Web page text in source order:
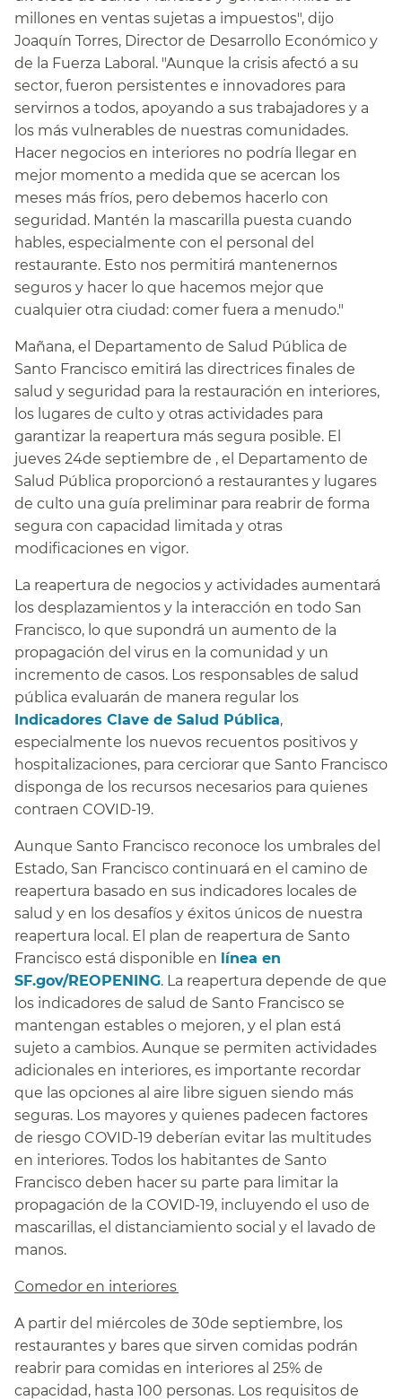
millones en ventas sujetas a impuestos", dijo
Joaquín Torres, Director de Desarrollo Económico y
de la Fuerza Laboral. "Aunque la crisis afectó a su
sector, fueron persistentes e innovadores para
servirnos a todos, apoyando a sus trabajadores y a
los más vulnerables de nuestras comunidades.
Hacer negocios en interiores no podría llegar en
mejor momento a medida que se acercan los
meses más fríos, pero debemos hacerlo con
seguridad. Mantén la mascarilla puesta cuando
hables, especialmente con el personal del
restaurante. Esto nos permitirá mantenernos
seguros y hacer lo que hacemos mejor que
cualquier otra ciudad: comer fuera a menudo."​​
Mañana, el Departamento de Salud Pública de
Santo Francisco emitirá las directrices finales de
salud y seguridad para la restauración en interiores,
los lugares de culto y otras actividades para
garantizar la reapertura más segura posible. El
jueves 24de septiembre de , el Departamento de
Salud Pública proporcionó a restaurantes y lugares
de culto una guía preliminar para reabrir de forma
segura con capacidad limitada y otras
modificaciones en vigor.​​
La reapertura de negocios y actividades aumentará
los desplazamientos y la interacción en todo San
Francisco, lo que supondrá un aumento de la
propagación del virus en la comunidad y un
incremento de casos. Los responsables de salud
pública evaluarán de manera regular los
Indicadores Clave de Salud Pública,
especialmente los nuevos recuentos positivos y
hospitalizaciones, para cerciorar que Santo Francisco
disponga de los recursos necesarios para quienes
contraen COVID-19.​​
Aunque Santo Francisco reconoce los umbrales del
Estado, San Francisco continuará en el camino de
reapertura basado en sus indicadores locales de
salud y en los desafíos y éxitos únicos de nuestra
reapertura local. El plan de reapertura de Santo
Francisco está disponible en línea en
SF.gov/REOPENING. La reapertura depende de que
los indicadores de salud de Santo Francisco se
mantengan estables o mejoren, y el plan está
sujeto a cambios. Aunque se permiten actividades
adicionales en interiores, es importante recordar
que las opciones al aire libre siguen siendo más
seguras. Los mayores y quienes padecen factores
de riesgo COVID-19 deberían evitar las multitudes
en interiores. Todos los habitantes de Santo
Francisco deben hacer su parte para limitar la
propagación de la COVID-19, incluyendo el uso de
mascarillas, el distanciamiento social y el lavado de
manos.​​
Comedor en interiores​​
A partir del miércoles de 30de septiembre, los
restaurantes y bares que sirven comidas podrán
reabrir para comidas en interiores al 25% de
capacidad, hasta 100 personas. Los requisitos de